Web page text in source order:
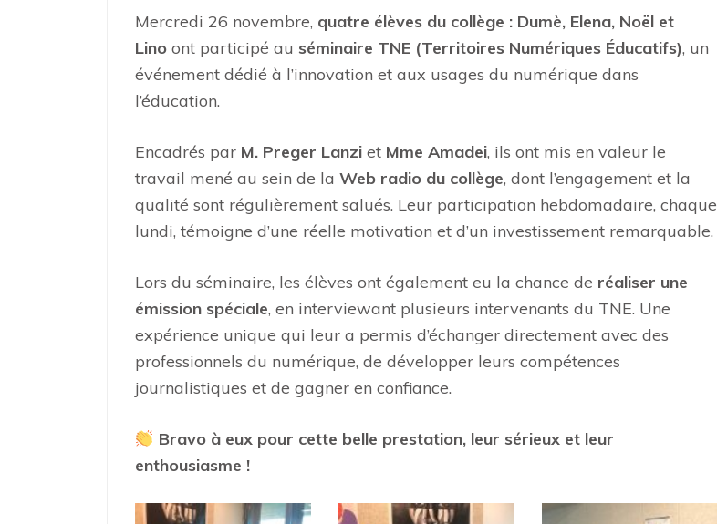
Mercredi 26 novembre, quatre élèves du collège : Dumè, Elena, Noël et
Lino ont participé au séminaire TNE (Territoires Numériques Éducatifs), un
événement dédié à l’innovation et aux usages du numérique dans
l’éducation.
Encadrés par M. Preger Lanzi et Mme Amadei, ils ont mis en valeur le
travail mené au sein de la Web radio du collège, dont l’engagement et la
qualité sont régulièrement salués. Leur participation hebdomadaire, chaque
lundi, témoigne d’une réelle motivation et d’un investissement remarquable.
Lors du séminaire, les élèves ont également eu la chance de réaliser une
émission spéciale, en interviewant plusieurs intervenants du TNE. Une
expérience unique qui leur a permis d’échanger directement avec des
professionnels du numérique, de développer leurs compétences
journalistiques et de gagner en confiance.
Bravo à eux pour cette belle prestation, leur sérieux et leur
enthousiasme !